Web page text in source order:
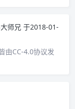
师兄 于2018-01-
由CC-4.0协议发